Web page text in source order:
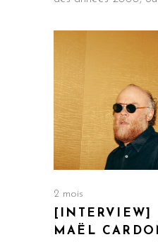
2 mois
[INTERVIEW]
MAËL